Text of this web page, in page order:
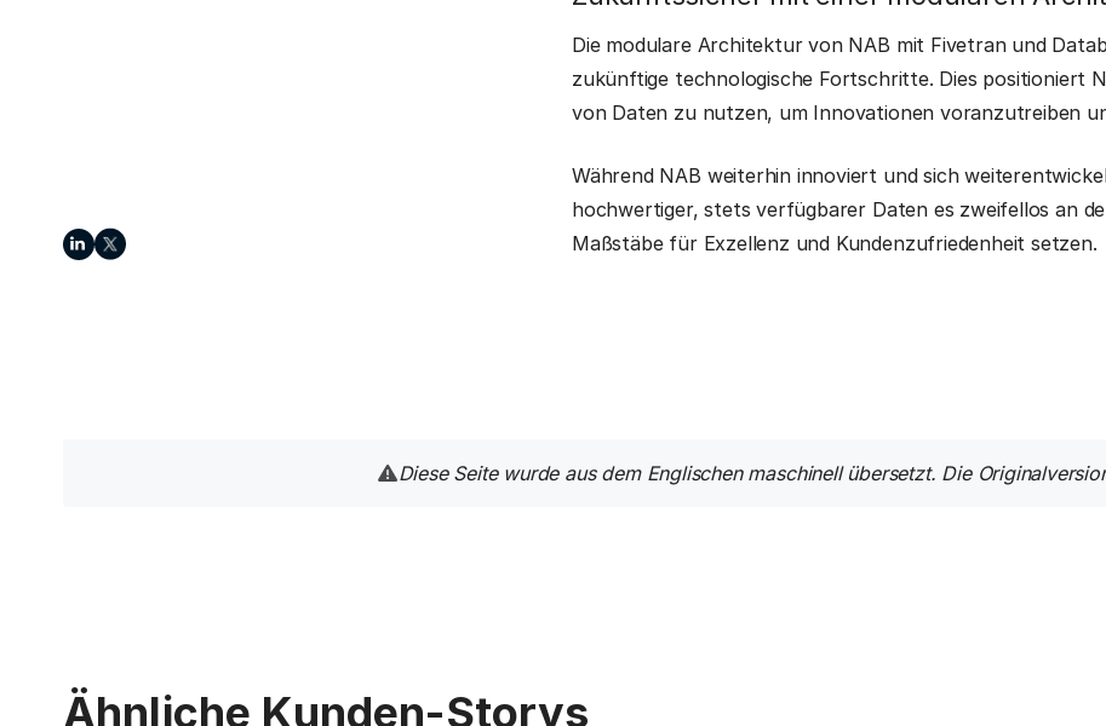
Die modulare Architektur von NAB mit Fivetran und
zukünftige technologische Fortschritte. Dies positioniert
von Daten zu nutzen, um Innovationen voranzutreiben
Während NAB weiterhin innoviert und sich
hochwertiger, stets verfügbarer Daten es zweifellos an
Maßstäbe für Exzellenz und Kundenzufriedenheit setzen.
Diese Seite wurde aus dem Englischen maschinell übersetzt. Die
Ähnliche Kunden-Storys